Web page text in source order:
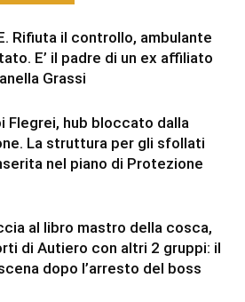
Rifiuta il controllo, ambulante
E’ il padre di un ex affiliato
Grassi
Flegrei, hub bloccato dalla
La struttura per gli sfollati
nel piano di Protezione
al libro mastro della cosca,
di Autiero con altri 2 gruppi: il
dopo l’arresto del boss